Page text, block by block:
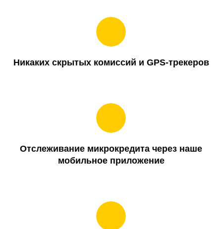
Никаких скрытых комиссий и GPS-трекеров
Отслеживание микрокредита через наше
мобильное приложение